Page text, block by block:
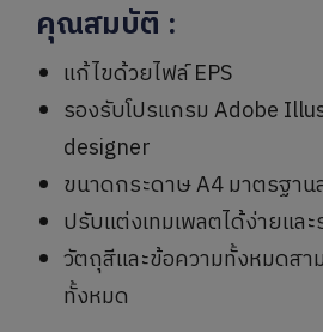
คุณสมบัติ :
แก้ไขด้วยไฟล์ EPS
รองรับโปรแกรม Adobe
designer
ขนาดกระดาษ A4 มาตรฐาน
ปรับแต่งเทมเพลตได้ง่ายและ
วัตถุสีและข้อความทั้งหมดสา
ทั้งหมด